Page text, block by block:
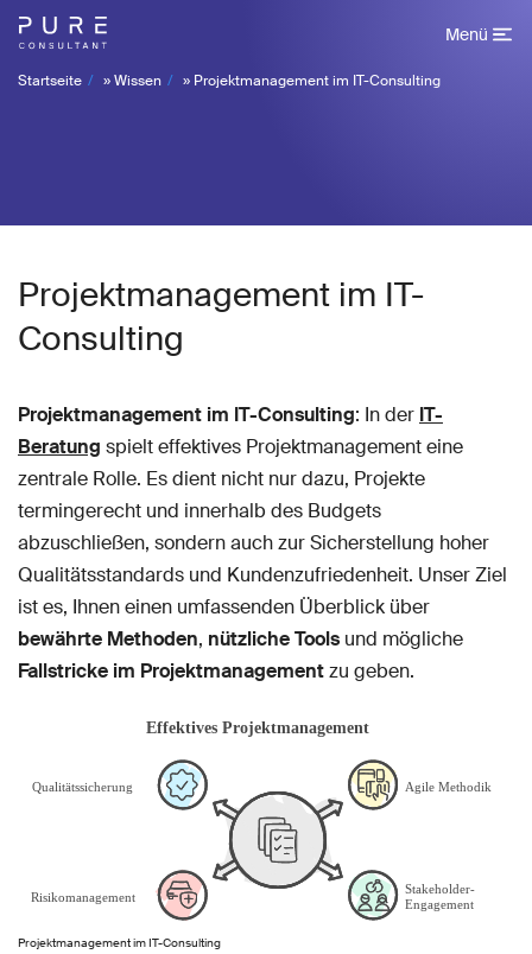
Menü
Startseite »Wissen » Projektmanagement im IT-Consulting
Projektmanagement im IT-
Consulting
Projektmanagement im IT-Consulting: In der IT-
Beratung spielt effektives Projektmanagement eine
zentrale Rolle. Es dient nicht nur dazu, Projekte
termingerecht und innerhalb des Budgets
abzuschließen, sondern auch zur Sicherstellung hoher
Qualitätsstandards und Kundenzufriedenheit. Unser Ziel
ist es, Ihnen einen umfassenden Überblick über
bewährte Methoden, nützliche Tools und mögliche
Fallstricke im Projektmanagementzu geben.
Projektmanagement im IT-Consulting